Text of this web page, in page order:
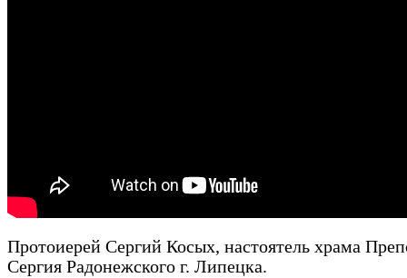
Протоиерей Сергий Косых, настоятель храма
Сергия Радонежского г. Липецка.